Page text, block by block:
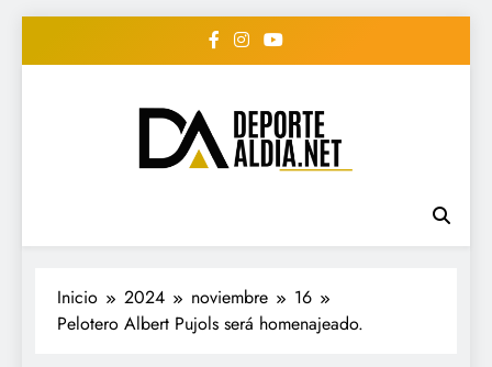
• DEPORTE AL DIA •
"Periodico Deportivo
Digital"
#deportealdiard #deportealdiaperiodico
Inicio 2024 noviembre
16
Pelotero Albert Pujols será homenajeado.